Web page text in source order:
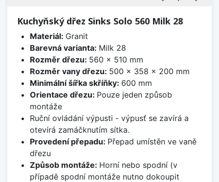
Kuchyňský dřez Sinks Solo 560 Milk 28
Materiál: Granit
Barevná varianta: Milk 28
Rozměr dřezu: 560 x 510 mm
Rozměr vany dřezu: 500 x 358 x 200 mm
Minimální šířka skříňky: 600 mm
Orientace dřezu: Pouze jeden způsob
montáže
Ruční ovládání výpusti - výpusť se zavírá a
otevírá zamáčknutím sítka.
Provedení přepadu: Přepad umístěn ve vaně
dřezu
Způsob montáže: Horní nebo spodní (v
případě spodní montáže nutno dokoupit